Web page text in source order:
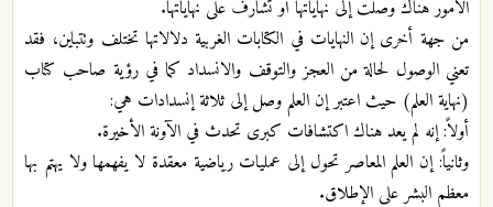
الأمور هناك وصلت إلى نهاياتها أو تشارف على نهاياتها.
من جهة أخرى إن النهايات في الكتابات الغربية دلالاتها تختلف وتتباين، فقد
تعني الوصول لحالة من العجز والتوقف والانسداد كما في رؤية صاحب كتاب
(نهاية العلم) حيث اعتبر إن العلم وصل إلى ثلاثة إنسدادات هي:
أولاً: إنه لم يعد هناك اكتشافات كبرى تحدث في الآونة الأخيرة.
وثانياً: إن العلم المعاصر تحول إلى عمليات رياضية معقدة لا يفهمها ولا يهتم بها
معظم البشر على الإطلاق.